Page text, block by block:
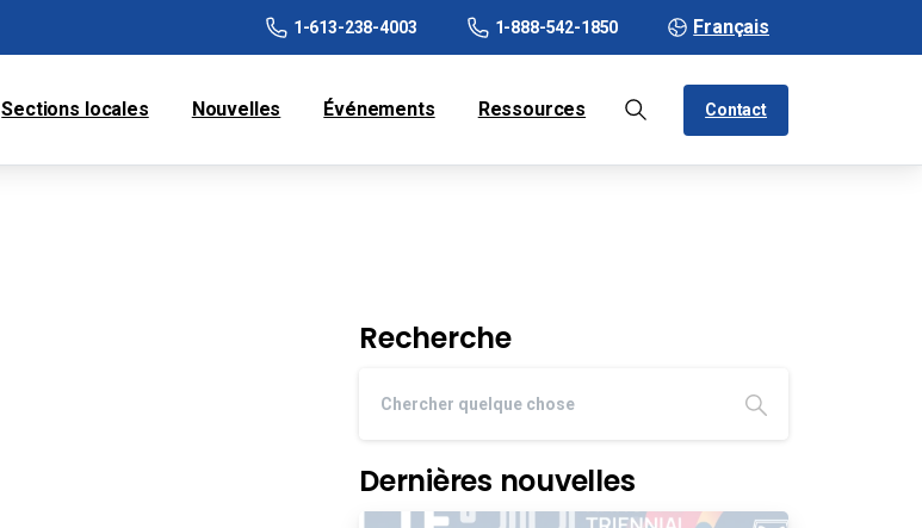
1-613-238-4003 1-888-542-1850 Français
Sections locales Nouvelles Événements Ressources Contact
Recherche
Dernières nouvelles